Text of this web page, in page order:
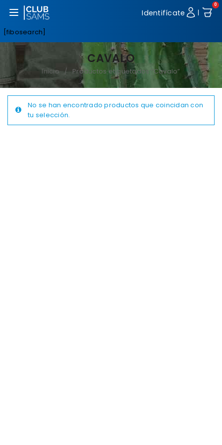
Abrir menú Identifícate |
0
[fibosearch]
CAVALO
Inicio / Productos etiquetados “Cavalo”
No se han encontrado productos que coincidan con
tu selección.